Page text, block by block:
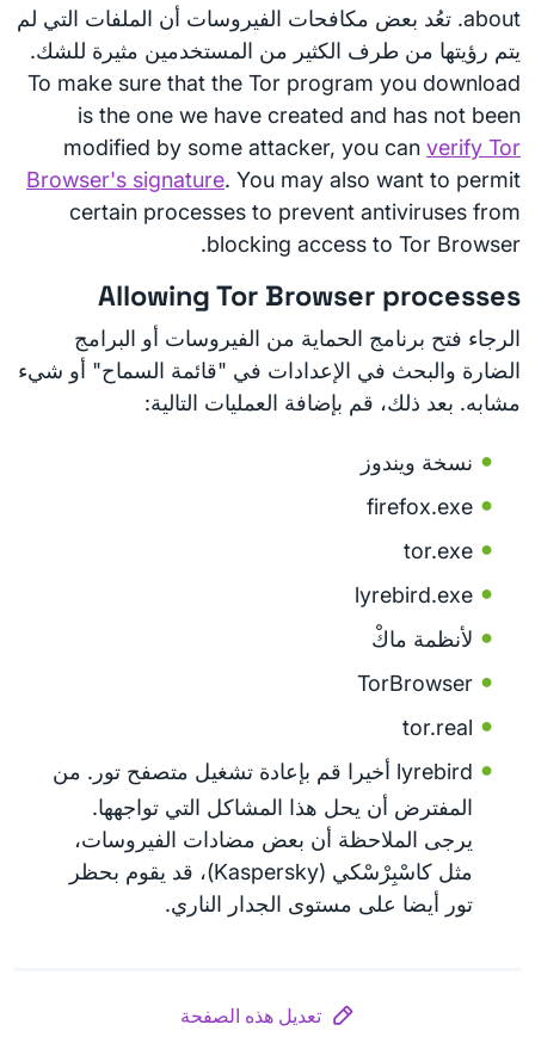
about. تعُد بعض مكافحات الفيروسات أن الملفات التي لم
يتم رؤيتها من طرف الكثير من المستخدمين مثيرة للشك.
To make sure that the Tor program you download
is the one we have created and has not been
modified by some attacker, you can verify Tor
Browser's signature. You may also want to permit
certain processes to prevent antiviruses from
blocking access to Tor Browser.
Allowing Tor Browser processes
الرجاء فتح برنامج الحماية من الفيروسات أو البرامج
الضارة والبحث في الإعدادات في "قائمة السماح" أو شيء
مشابه. بعد ذلك، قم بإضافة العمليات التالية:
نسخة ويندوز
firefox.exe
tor.exe
lyrebird.exe
لأنظمة ماكْ
TorBrowser
tor.real
lyrebird أخيرا قم بإعادة تشغيل متصفح تور. من
المفترض أن يحل هذا المشاكل التي تواجهها.
يرجى الملاحظة أن بعض مضادات الفيروسات،
مثل كاسْبِرْسْكي (Kaspersky)، قد يقوم بحظر
تور أيضا على مستوى الجدار الناري.
تعديل هذه الصفحة